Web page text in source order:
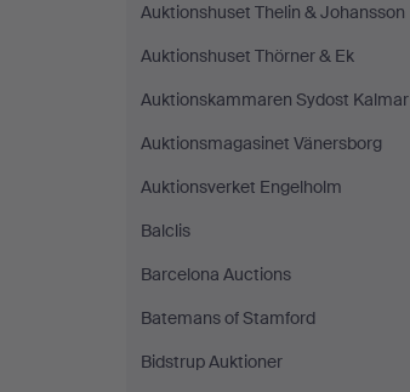
Auktionshuset Thelin & Johansson
Auktionshuset Thörner & Ek
Auktionskammaren Sydost Kalmar
Auktionsmagasinet Vänersborg
Auktionsverket Engelholm
Balclis
Barcelona Auctions
Batemans of Stamford
Bidstrup Auktioner